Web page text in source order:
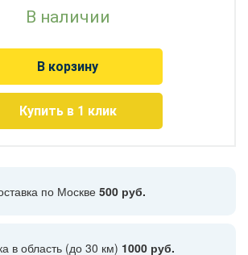
В наличии
В корзину
Купить в 1 клик
по Москве 500 руб.
в область (до 30 км) 1000 руб.